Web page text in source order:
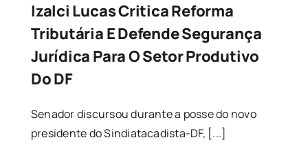
Izalci Lucas Critica Reforma
Tributária E Defende Segurança
Jurídica Para O Setor Produtivo
Do DF
Senador discursou durante a posse do novo
presidente do Sindiatacadista-DF, [...]